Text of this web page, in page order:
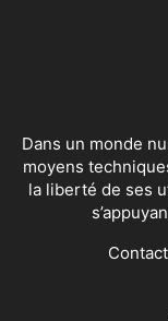
Dans un monde
moyens
la liberté de ses